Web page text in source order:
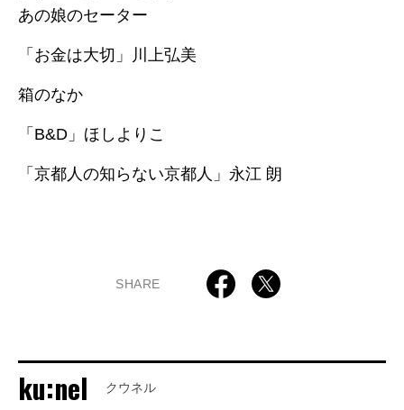
あの娘のセーター
「お金は大切」川上弘美
箱のなか
「B&D」ほしよりこ
「京都人の知らない京都人」永江 朗
SHARE
ku:nel クウネル